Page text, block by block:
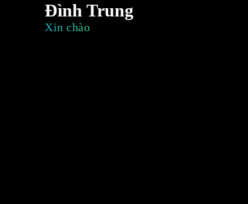
Đình Trung
Xin chào